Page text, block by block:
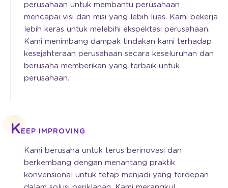
perusahaan untuk membantu perusahaan
mencapai visi dan misi yang lebih luas. Kami bekerja
lebih keras untuk melebihi ekspektasi perusahaan.
Kami menimbang dampak tindakan kami terhadap
kesejahteraan perusahaan secara keseluruhan dan
berusaha memberikan yang terbaik untuk
perusahaan.
K EEP IMPROVING
Kami berusaha untuk terus berinovasi dan
berkembang dengan menantang praktik
konvensional untuk tetap menjadi yang terdepan